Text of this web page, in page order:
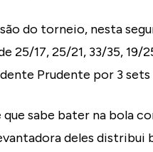
do torneio, nesta
17, 25/21, 33/35, 19/
Prudente por 3 sets
sabe bater na bola
deles distribui